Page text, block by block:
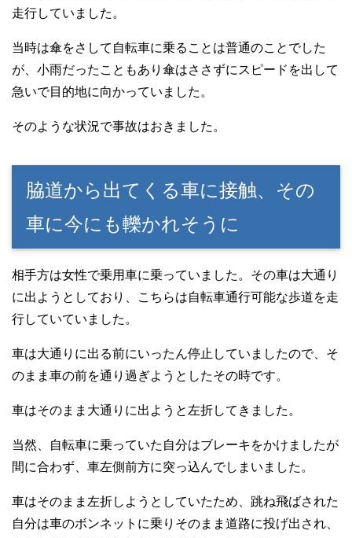
走行していました。
当時は傘をさして自転車に乗ることは普通のことでした
が、小雨だったこともあり傘はささずにスピードを出して
急いで目的地に向かっていました。
そのような状況で事故はおきました。
脇道から出てくる車に接触、その
車に今にも轢かれそうに
相手方は女性で乗用車に乗っていました。その車は大通り
に出ようとしており、こちらは自転車通行可能な歩道を走
行していていました。
車は大通りに出る前にいったん停止していましたので、そ
のまま車の前を通り過ぎようとしたその時です。
車はそのまま大通りに出ようと左折してきました。
当然、自転車に乗っていた自分はブレーキをかけましたが
間に合わず、車左側前方に突っ込んでしまいました。
車はそのまま左折しようとしていたため、跳ね飛ばされた
自分は車のボンネットに乗りそのまま道路に投げ出され、